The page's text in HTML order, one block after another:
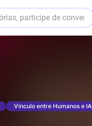
Vínculo entre Humanos e IA